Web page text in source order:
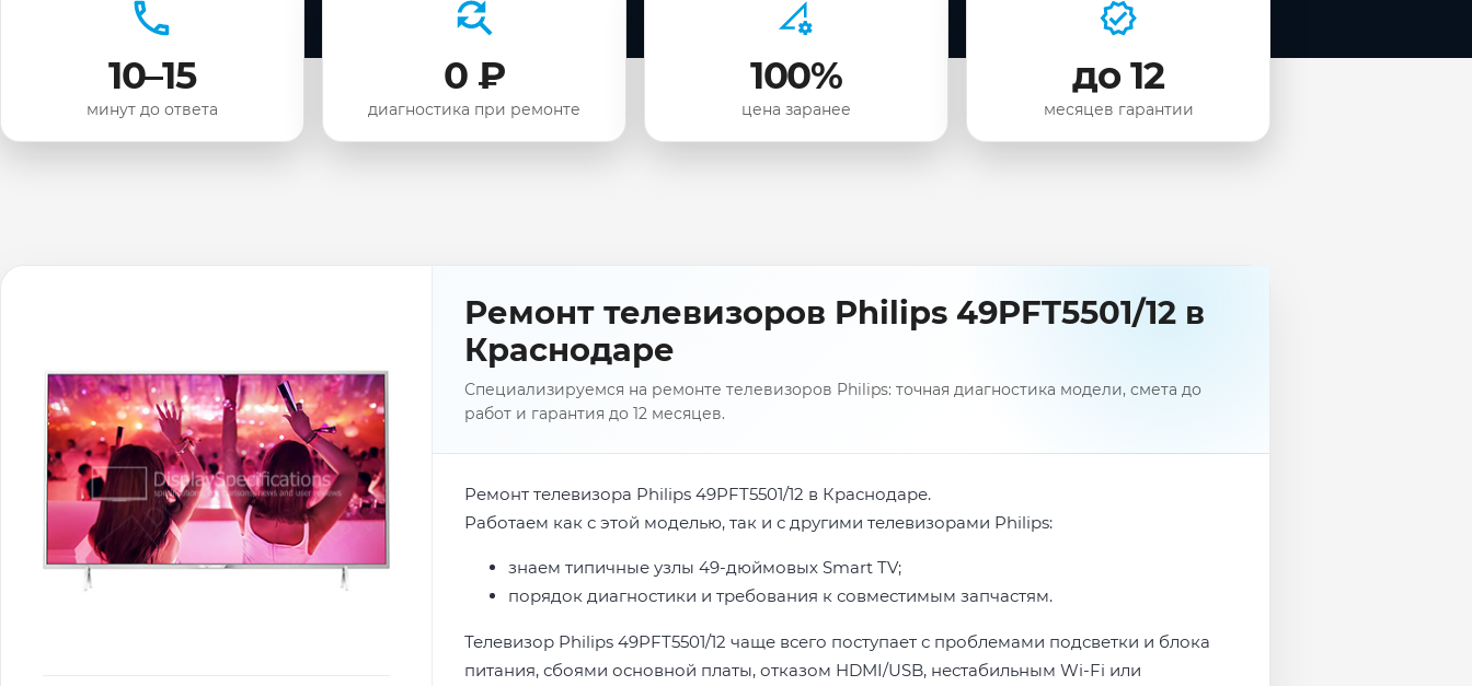
10–15
минут до ответа
0 ₽
диагностика при ремонте
100%
цена заранее
до 12
месяцев гарантии
Ремонт телевизоров Philips 49PFT5501/12 в
Краснодаре
Специализируемся на ремонте телевизоров Philips: точная диагностика модели, смета до
работ и гарантия до 12 месяцев.
Ремонт телевизора Philips 49PFT5501/12 в Краснодаре.
Работаем как с этой моделью, так и с другими телевизорами Philips:
знаем типичные узлы 49-дюймовых Smart TV;
порядок диагностики и требования к совместимым запчастям.
Телевизор Philips 49PFT5501/12 чаще всего поступает с проблемами подсветки и блока
питания, сбоями основной платы, отказом HDMI/USB, нестабильным Wi-Fi или